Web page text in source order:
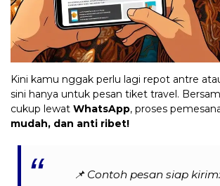
Kini kamu nggak perlu lagi repot antre
sini hanya untuk pesan tiket travel.
cukup lewat WhatsApp, proses
mudah, dan anti ribet!
📌 Contoh pesan siap kirim: